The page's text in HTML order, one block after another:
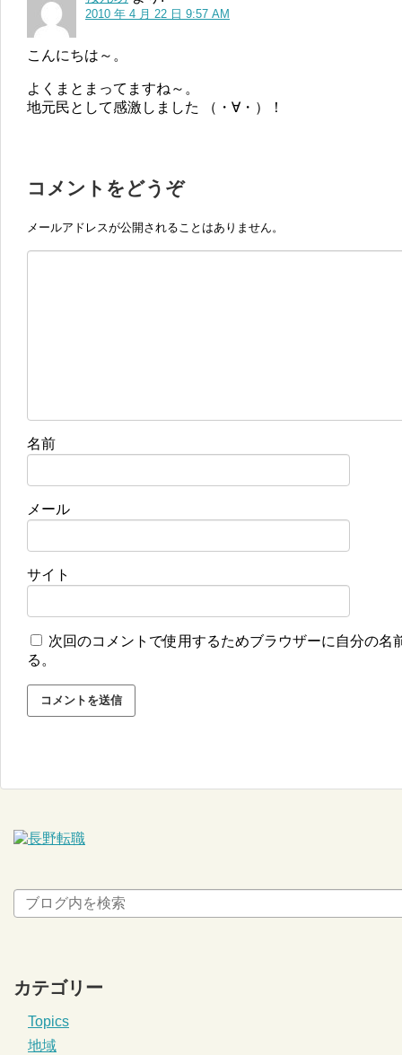
2010 年 4 月 22 日 9:57 AM
こんにちは～。
よくまとまってますね～。
地元民として感激しました （・∀・）！
コメントをどうぞ
メールアドレスが公開されることはありません。
名前
メール
サイト
次回のコメントで使用するためブラウザーに自分の名
る。
カテゴリー
Topics
地域